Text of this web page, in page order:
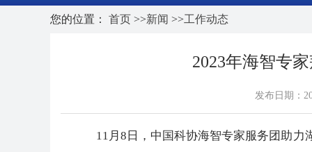
您的位置： 首页 >>新闻 >>工作动态
2023年海智专
发布日期：
11月8日，中国科协海智专家服务团助力